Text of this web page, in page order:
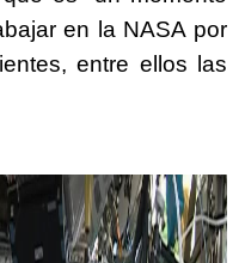
en la NASA por
entre ellos las